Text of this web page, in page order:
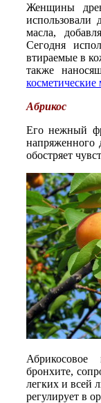
Женщины
использовали
масла,
Сегодня
втираемые в
также
косметические
Абрикос
Его нежный
напряженного
обостряет
бронхите,
легких и всей
регулирует в